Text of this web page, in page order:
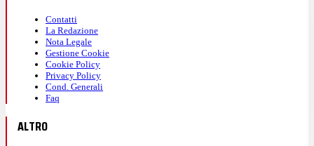
Contatti
La Redazione
Nota Legale
Gestione Cookie
Cookie Policy
Privacy Policy
Cond. Generali
Faq
ALTRO